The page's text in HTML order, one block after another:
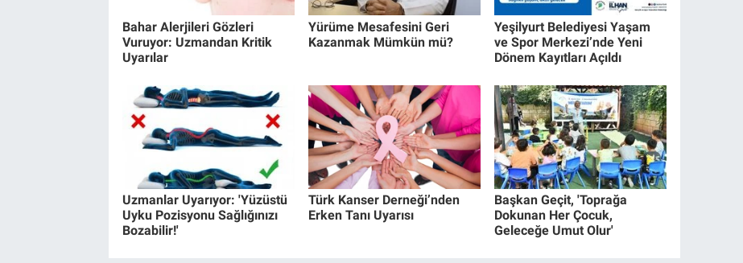
Bahar Alerjileri Gözleri
Vuruyor: Uzmandan Kritik
Uyarılar
Yürüme Mesafesini Geri
Kazanmak Mümkün mü?
Yeşilyurt Belediyesi Yaşam
ve Spor Merkezi’nde Yeni
Dönem Kayıtları Açıldı
Uzmanlar Uyarıyor: 'Yüzüstü
Uyku Pozisyonu Sağlığınızı
Bozabilir!'
Türk Kanser Derneği’nden
Erken Tanı Uyarısı
Başkan Geçit, 'Toprağa
Dokunan Her Çocuk,
Geleceğe Umut Olur'